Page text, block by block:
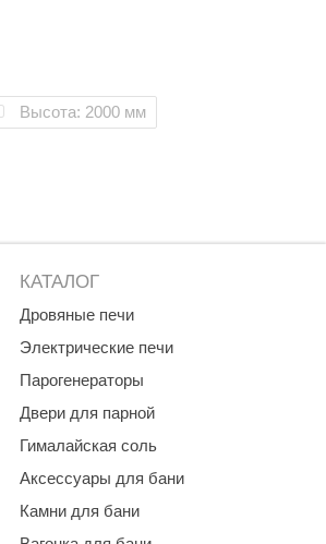
Высота: 2000 мм
КАТАЛОГ
Дровяные печи
Электрические печи
Парогенераторы
Двери для парной
Гималайская соль
Аксессуары для бани
Камни для бани